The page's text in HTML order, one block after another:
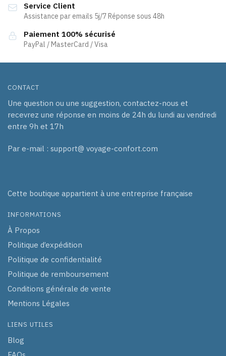
Service Client
Assistance par emails 5j/7 Réponse sous 48h
Paiement 100% sécurisé
PayPal / MasterCard / Visa
CONTACT
Une question ou une suggestion, contactez-nous et
recevrez une réponse en moins de 24h du lundi au vendredi
entre 9h et 17h
Par e-mail : support@ voyage-confort.com
Cette boutique appartient à une entreprise française
INFORMATIONS
À Propos
Politique d’expédition
Politique de confidentialité
Politique de remboursement
Conditions générale de vente
Mentions Légales
LIENS UTILES
Blog